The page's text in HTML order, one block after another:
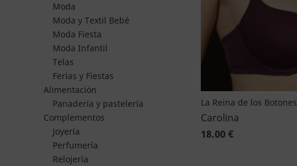
Moda
Moda y Textil Bebé
Moda Fiesta
Moda Infantil
Telas
Ferias y Fiestas
Alimentación
Panadería y pastelería
Complementos
Joyería
Perfumería
Relojería
La Reina de los Botones
Carolina
18.00 €